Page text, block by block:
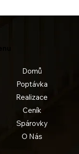
Domů
Poptávka
Realizace
Ceník
Spárovky
O Nás